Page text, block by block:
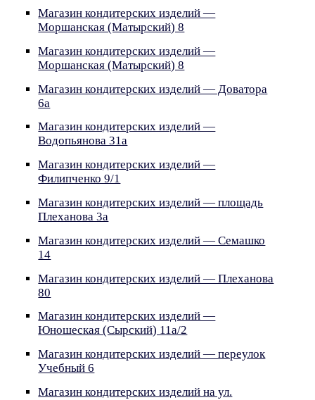
Магазин кондитерских изделий —
Моршанская (Матырский) 8
Магазин кондитерских изделий —
Моршанская (Матырский) 8
Магазин кондитерских изделий — Доватора
6а
Магазин кондитерских изделий —
Водопьянова 31а
Магазин кондитерских изделий —
Филипченко 9/1
Магазин кондитерских изделий — площадь
Плеханова 3а
Магазин кондитерских изделий — Семашко
14
Магазин кондитерских изделий — Плеханова
80
Магазин кондитерских изделий —
Юношеская (Сырский) 11а/2
Магазин кондитерских изделий — переулок
Учебный 6
Магазин кондитерских изделий на ул.